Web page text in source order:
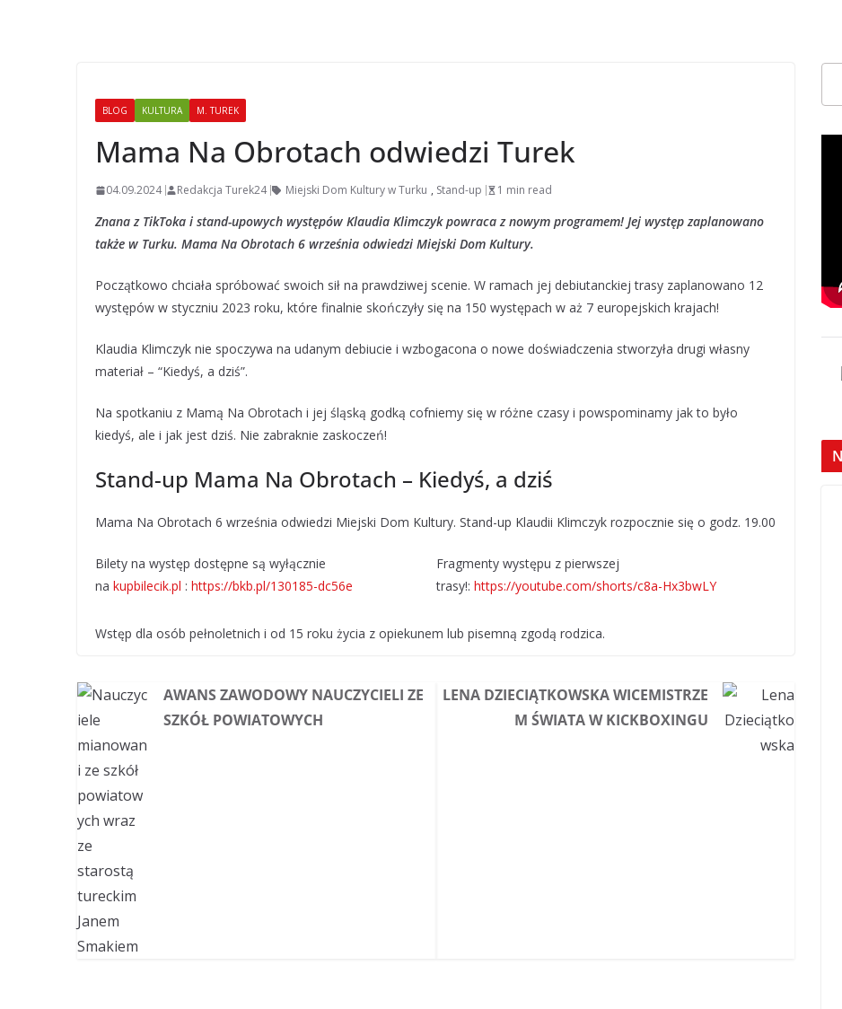
BLOG KULTURA M. TUREK
Mama Na Obrotach odwiedzi Turek
04.09.2024 Redakcja Turek24 Miejski Dom Kultury w Turku , Stand-up 1 min read
Znana z TikToka i stand-upowych występów Klaudia Klimczyk powraca z nowym programem! Jej występ zaplanowano
także w Turku. Mama Na Obrotach 6 września odwiedzi Miejski Dom Kultury.
Początkowo chciała spróbować swoich sił na prawdziwej scenie. W ramach jej debiutanckiej trasy zaplanowano 12
występów w styczniu 2023 roku, które finalnie skończyły się na 150 występach w aż 7 europejskich krajach!
Klaudia Klimczyk nie spoczywa na udanym debiucie i wzbogacona o nowe doświadczenia stworzyła drugi własny
materiał – “Kiedyś, a dziś”.
Na spotkaniu z Mamą Na Obrotach i jej śląską godką cofniemy się w różne czasy i powspominamy jak to było
kiedyś, ale i jak jest dziś. Nie zabraknie zaskoczeń!
Stand-up Mama Na Obrotach – Kiedyś, a dziś
Mama Na Obrotach 6 września odwiedzi Miejski Dom Kultury. Stand-up Klaudii Klimczyk rozpocznie się o godz. 19.00
Bilety na występ dostępne są wyłącznie
na kupbilecik.pl : https://bkb.pl/130185-dc56e
Fragmenty występu z pierwszej
trasy!: https://youtube.com/shorts/c8a-Hx3bwLY
Wstęp dla osób pełnoletnich i od 15 roku życia z opiekunem lub pisemną zgodą rodzica.
AWANS ZAWODOWY NAUCZYCIELI ZE
SZKÓŁ POWIATOWYCH
LENA DZIECIĄTKOWSKA WICEMISTRZE
M ŚWIATA W KICKBOXINGU